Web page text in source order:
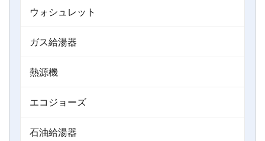
ウォシュレット
ガス給湯器
熱源機
エコジョーズ
石油給湯器